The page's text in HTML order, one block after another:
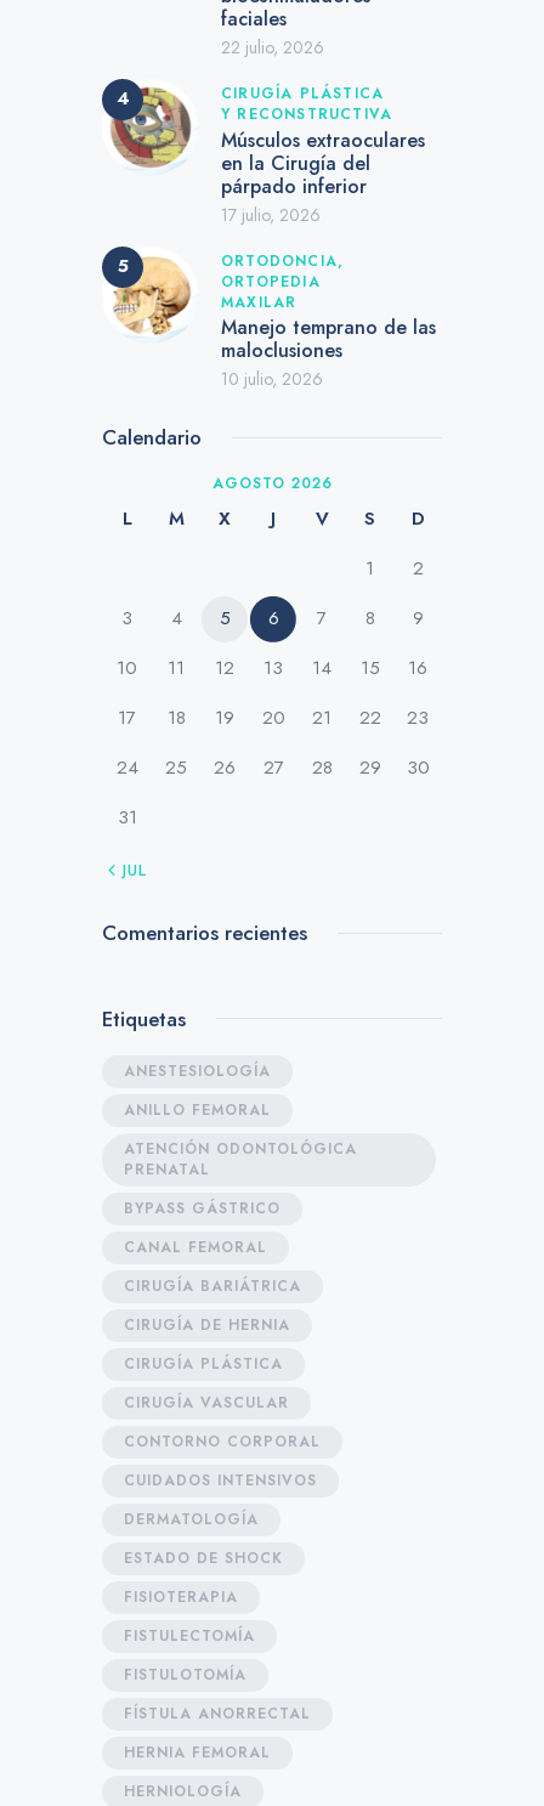
faciales
22 julio, 2026
CIRUGÍA PLÁSTICA
Y RECONSTRUCTIVA
Músculos extraoculares
en la Cirugía del
párpado inferior
17 julio, 2026
ORTODONCIA,
ORTOPEDIA
MAXILAR
Manejo temprano de las
maloclusiones
10 julio, 2026
Calendario
AGOSTO 2026
L M X J V S
D
1
2
3
4 5 6 7 8
9
10
11 12 13 14 15
16
17
18 19 20 21 22
23
24
25 26 27 28 29
30
31
« JUL
Comentarios recientes
Etiquetas
ANESTESIOLOGÍA
ANILLO FEMORAL
ATENCIÓN ODONTOLÓGICA
PRENATAL
BYPASS GÁSTRICO
CANAL FEMORAL
CIRUGÍA BARIÁTRICA
CIRUGÍA DE HERNIA
CIRUGÍA PLÁSTICA
CIRUGÍA VASCULAR
CONTORNO CORPORAL
CUIDADOS INTENSIVOS
DERMATOLOGÍA
ESTADO DE SHOCK
FISIOTERAPIA
FISTULECTOMÍA
FISTULOTOMÍA
FÍSTULA ANORRECTAL
HERNIA FEMORAL
HERNIOLOGÍA